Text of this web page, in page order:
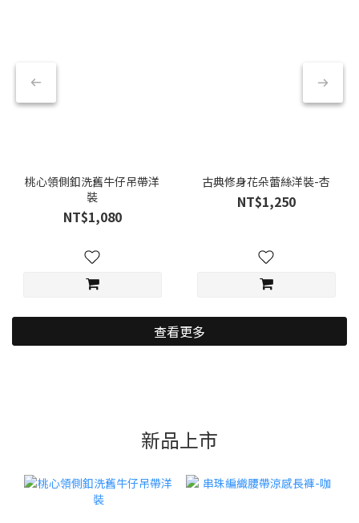
桃心領側釦洗舊牛仔吊帶洋
裝
NT$1,080
古典修身花朵蕾絲洋裝-杏
NT$1,250
查看更多
新品上市